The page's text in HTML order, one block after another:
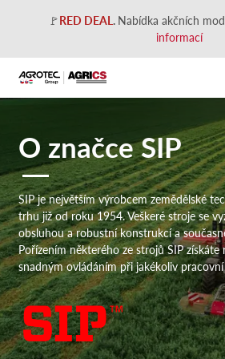
🚩RED DEAL. Nabídka akčních
informací
O značce SIP
SIP je největším výrobcem zemědělské
trhu již od roku 1954. Veškeré stroje se
obsluhou a robustní konstrukcí a
Pořízením některého ze strojů SIP
snadným ovládáním při jakékoliv